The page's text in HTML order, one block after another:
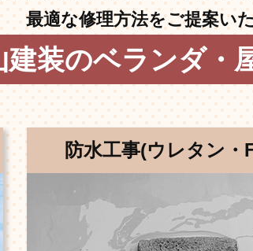
最適な修理方法をご提案い
建装のベランダ・
防水工事(ウレタン・